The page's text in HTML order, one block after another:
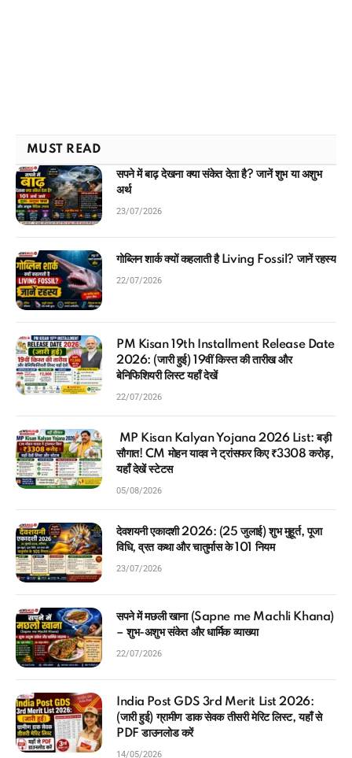
MUST READ
सपने में बाढ़ देखना क्या संकेत देता है? जानें शुभ या अशुभ
अर्थ
23/07/2026
गोब्लिन शार्क क्यों कहलाती है Living Fossil? जानें रहस्य
22/07/2026
PM Kisan 19th Installment Release Date
2026: (जारी हुई) 19वीं किस्त की तारीख और
बेनिफिशियरी लिस्ट यहाँ देखें
22/07/2026
MP Kisan Kalyan Yojana 2026 List: बड़ी
सौगात! CM मोहन यादव ने ट्रांसफर किए ₹3308 करोड़,
यहाँ देखें स्टेटस
05/08/2026
देवशयनी एकादशी 2026: (25 जुलाई) शुभ मुहूर्त, पूजा
विधि, व्रत कथा और चातुर्मास के 101 नियम
23/07/2026
सपने में मछली खाना (Sapne me Machli Khana)
– शुभ-अशुभ संकेत और धार्मिक व्याख्या
22/07/2026
India Post GDS 3rd Merit List 2026:
(जारी हुई) ग्रामीण डाक सेवक तीसरी मेरिट लिस्ट, यहाँ से
PDF डाउनलोड करें
14/05/2026